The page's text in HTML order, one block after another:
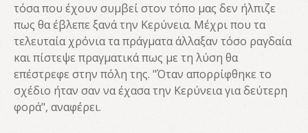
τόσα που έχουν συμβεί στον τόπο μας δεν ήλπιζε
πως θα έβλεπε ξανά την Κερύνεια. Μέχρι που τα
τελευταία χρόνια τα πράγματα άλλαξαν τόσο ραγδαία
και πίστεψε πραγματικά πως με τη λύση θα
επέστρεφε στην πόλη της. "Όταν απορρίφθηκε το
σχέδιο ήταν σαν να έχασα την Κερύνεια για δεύτερη
φορά", αναφέρει.